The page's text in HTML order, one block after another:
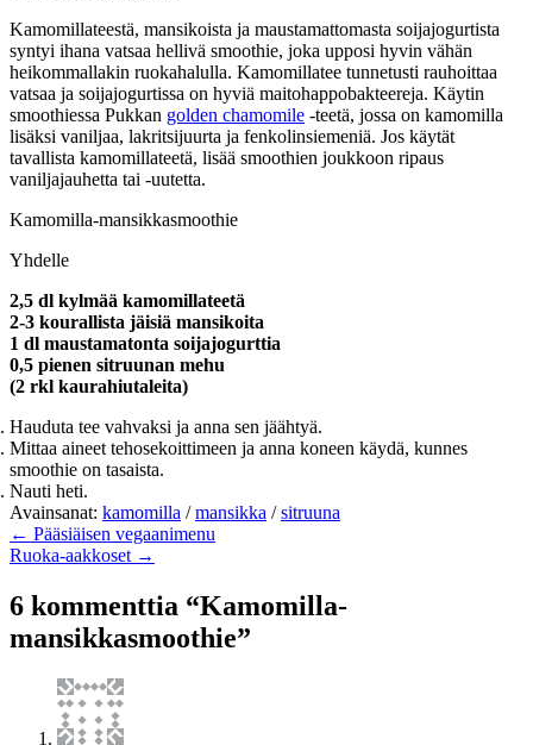
Kamomillateestä, mansikoista ja maustamattomasta soijajogurtista
syntyi ihana vatsaa hellivä smoothie, joka upposi hyvin vähän
heikommallakin ruokahalulla. Kamomillatee tunnetusti rauhoittaa
vatsaa ja soijajogurtissa on hyviä maitohappobakteereja. Käytin
smoothiessa Pukkan golden chamomile -teetä, jossa on kamomilla
lisäksi vaniljaa, lakritsijuurta ja fenkolinsiemeniä. Jos käytät
tavallista kamomillateetä, lisää smoothien joukkoon ripaus
vaniljajauhetta tai -uutetta.
Kamomilla-mansikkasmoothie
Yhdelle
2,5 dl kylmää kamomillateetä
2-3 kourallista jäisiä mansikoita
1 dl maustamatonta soijajogurttia
0,5 pienen sitruunan mehu
(2 rkl kaurahiutaleita)
Hauduta tee vahvaksi ja anna sen jäähtyä.
Mittaa aineet tehosekoittimeen ja anna koneen käydä, kunnes
smoothie on tasaista.
Nauti heti.
Avainsanat: kamomilla /mansikka /sitruuna
← Pääsiäisen vegaanimenu
Ruoka-aakkoset →
6 kommenttia “Kamomilla-
mansikkasmoothie”